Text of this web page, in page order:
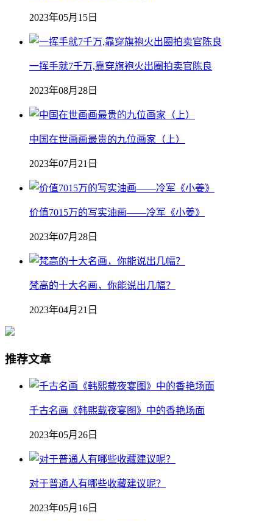
2023年05月15日
一挥手就7千万,靠穿旗袍火出圈拍卖官陈良
2023年08月28日
中国在世画画最贵的九位画家（上）
2023年07月21日
价值7015万的写实油画——冷军《小姜》
2023年07月28日
梵高的十大名画，你能说出几幅？
2023年04月21日
推荐文章
千古名画《韩熙载夜宴图》中的香艳场面
2023年05月26日
对于普通人有哪些收藏建议呢？
2023年05月16日